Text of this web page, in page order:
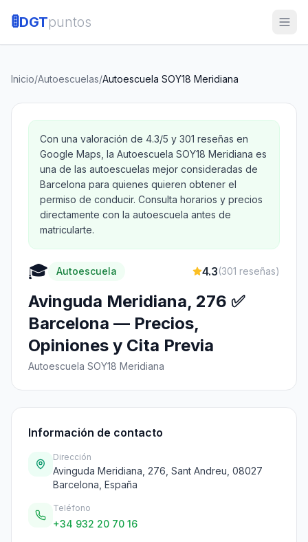
🚦DGTpuntos
Inicio/Autoescuelas/Autoescuela SOY18 Meridiana
Con una valoración de 4.3/5 y 301 reseñas en
Google Maps, la Autoescuela SOY18 Meridiana es
una de las autoescuelas mejor consideradas de
Barcelona para quienes quieren obtener el
permiso de conducir. Consulta horarios y precios
directamente con la autoescuela antes de
matricularte.
🎓 Autoescuela 4.3(301 reseñas)
Avinguda Meridiana, 276 ✅
Barcelona — Precios,
Opiniones y Cita Previa
Autoescuela SOY18 Meridiana
Información de contacto
Dirección
Avinguda Meridiana, 276, Sant Andreu, 08027
Barcelona, España
Teléfono
+34 932 20 70 16